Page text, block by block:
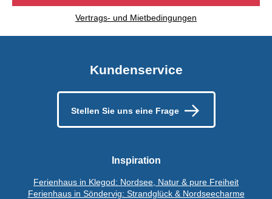
Vertrags- und Mietbedingungen
Kundenservice
Stellen Sie uns eine Frage
Inspiration
Ferienhaus in Klegod: Nordsee, Natur & pure Freiheit
Ferienhaus in Söndervig: Strandglück & Nordseecharme